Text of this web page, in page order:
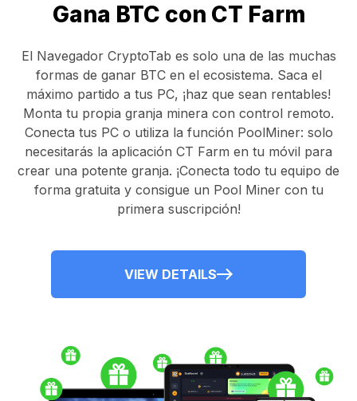
Gana BTC con CT Farm
El Navegador CryptoTab es solo una de las muchas
formas de ganar BTC en el ecosistema. Saca el
máximo partido a tus PC, ¡haz que sean rentables!
Monta tu propia granja minera con control remoto.
Conecta tus PCo utiliza la función PoolMiner: solo
necesitarás la aplicación CT Farm en tu móvil para
crear una potente granja. ¡Conecta todo tu equipo de
forma gratuita y consigue un Pool Minercon tu
primera suscripción!
VIEW DETAILS